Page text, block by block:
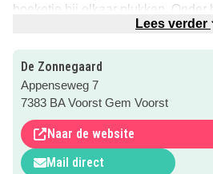
boeketje bij elkaar plukken. Onder
informatie, vazen met water en een
De Zonnegaard vraagt 50
bedrag kan je in het daarvoor
pluktuin is geopend van
van maandag tot en met zaterdag.
Kom je langs? Voor meer info
Lees verder
De Zonnegaard
Appenseweg 7
7383 BA Voorst Gem Voorst
Naar de website
Mail direct